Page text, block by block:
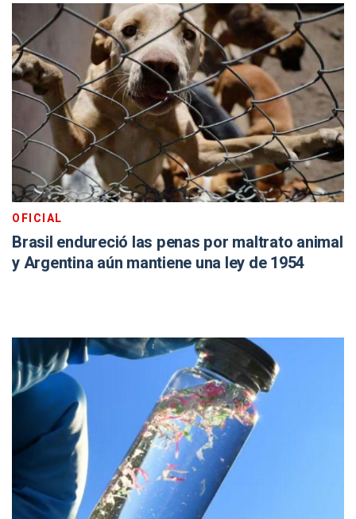
OFICIAL
Brasil endureció las penas por maltrato animal
y Argentina aún mantiene una ley de 1954